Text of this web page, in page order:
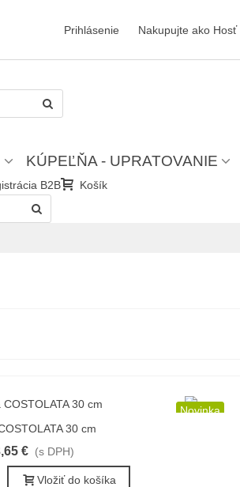
Prihlásenie
Nakupujte ako Hosť
KÚPEĽŇA - UPRATOVANIE
B2B Košík
náhľad 30 cm
€ (s DPH)
Vložiť do košíka
Novinka